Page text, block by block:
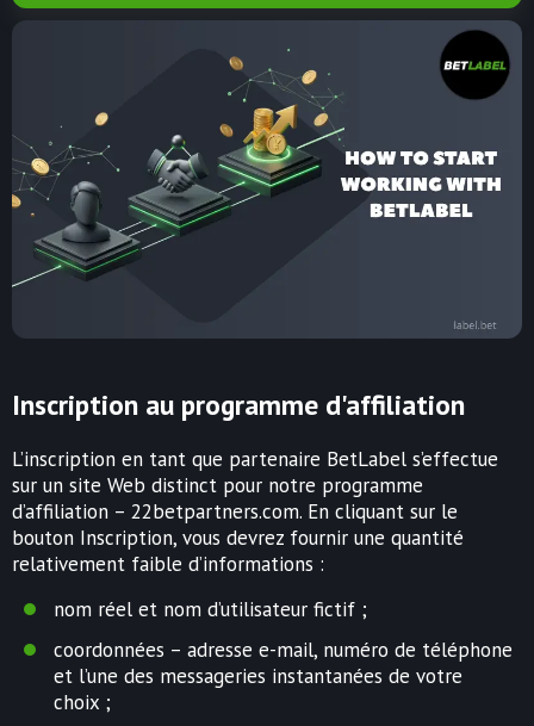
Inscription au programme d'affiliation
L’inscription en tant que partenaire BetLabel s’effectue
sur un site Web distinct pour notre programme
d’affiliation – 22betpartners.com. En cliquant sur le
bouton Inscription, vous devrez fournir une quantité
relativement faible d’informations :
nom réel et nom d’utilisateur fictif ;
coordonnées – adresse e-mail, numéro de téléphone
et l’une des messageries instantanées de votre
choix ;